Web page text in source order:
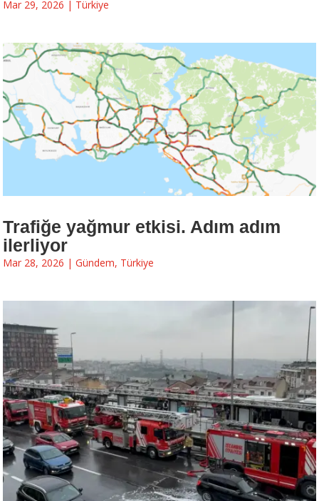
Mar 29, 2026 | Türkiye
Trafiğe yağmur etkisi. Adım adım
ilerliyor
Mar 28, 2026 | Gündem, Türkiye